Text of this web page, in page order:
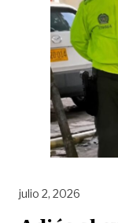
julio 2, 2026